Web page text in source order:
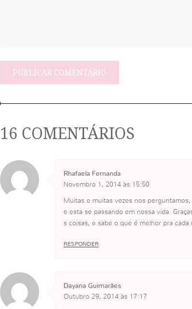
16 COMENTÁRIOS
Rhafaela Fernanda
Novembro 1, 2014 às 15:50
Muitas e muitas vezes nos
e esta se passando em nossa vida.
s coisas, e sabe o que é melhor pra
RESPONDER
Dayana Guimarães
Outubro 29, 2014 às 17:17